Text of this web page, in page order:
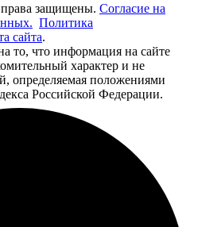
защищены. Согласие на
Политика
сайта.
то, что информация на сайте
характер и не
определяемая положениями
Российской Федерации.